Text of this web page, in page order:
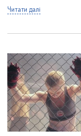
Читати далі